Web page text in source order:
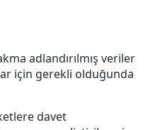
adlandırılmış veriler
için gerekli olduğunda
davet